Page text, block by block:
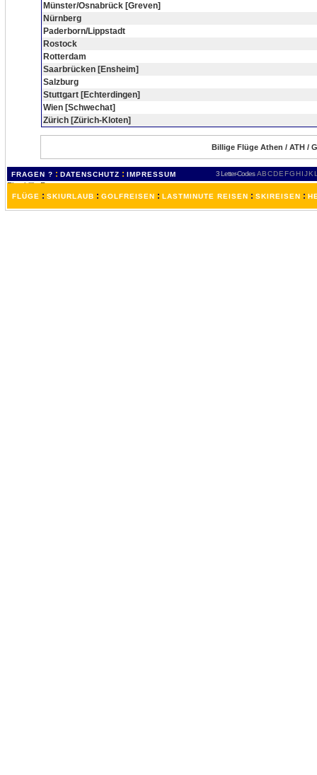
Münster/Osnabrück [Greven]
Nürnberg
Paderborn/Lippstadt
Rostock
Rotterdam
Saarbrücken [Ensheim]
Salzburg
Stuttgart [Echterdingen]
Wien [Schwechat]
Zürich [Zürich-Kloten]
Billige Flüge Athen / ATH /
FRAGEN ? : DATENSCHUTZ : IMPRESSUM 3 Letter-Codes ABCDEFGH IJKL
FLÜGE : SKIURLAUB : GOLFREISEN : LASTMINUTE REISEN : SKIREISEN :